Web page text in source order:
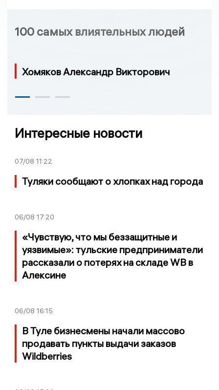
100 самых влиятельных людей
Хомяков Александр Викторович
Интересные новости
07/08 11:22
Туляки сообщают о хлопках над города
06/08 17:20
«Чувствую, что мы беззащитные и
уязвимые»: тульские предприниматели
рассказали о потерях на складе WB в
Алексине
06/08 16:15
В Туле бизнесмены начали массово
продавать пункты выдачи заказов
Wildberries